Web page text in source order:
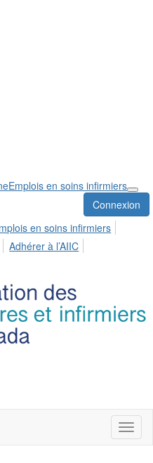
Emplois en soins infirmiers
Connexion
en soins infirmiers
Adhérer à l’AIIC